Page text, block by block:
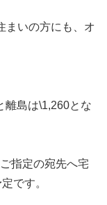
まいの方にも、オ
島は\1,260とな
指定の宛先へ宅
です。